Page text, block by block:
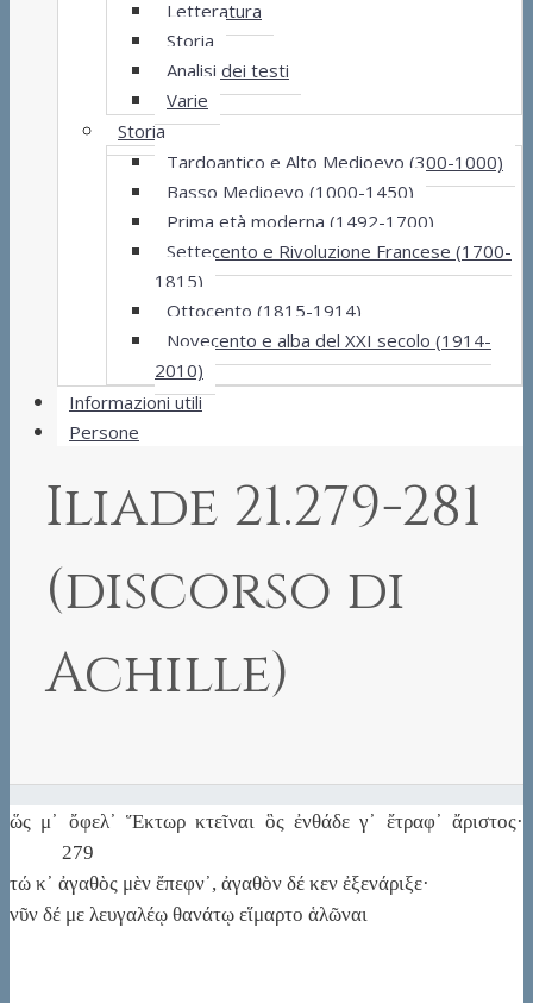
Letteratura
Storia
Analisi dei testi
Varie
Storia
Tardoantico e Alto Medioevo (300-1000)
Basso Medioevo (1000-1450)
Prima età moderna (1492-1700)
Settecento e Rivoluzione Francese (1700-
1815)
Ottocento (1815-1914)
Novecento e alba del XXI secolo (1914-
2010)
Informazioni utili
Persone
Iliade 21.279-281
(discorso di
Achille)
ὥς μ᾽ ὄφελ᾽ Ἕκτωρ κτεῖναι ὃς ἐνθάδε γ᾽ ἔτραφ᾽ ἄριστος·
279
τώ κ᾽ ἀγαθὸς μὲν ἔπεφν᾽, ἀγαθὸν δέ κεν ἐξενάριξε·
νῦν δέ με λευγαλέῳ θανάτῳ εἵμαρτο ἁλῶναι